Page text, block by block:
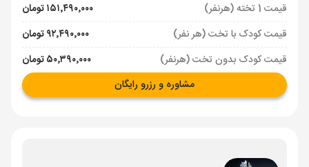
قیمت 1 تخته (هرنفر)
۱۵۱٬۴۹۰٬۰۰۰ تومان
قیمت کودک با تخت (هر نفر)
۹۲٬۴۹۰٬۰۰۰ تومان
قیمت کودک بدون تخت (هرنفر)
۵۰٬۳۹۰٬۰۰۰ تومان
مشاوره و رزرو رایگان